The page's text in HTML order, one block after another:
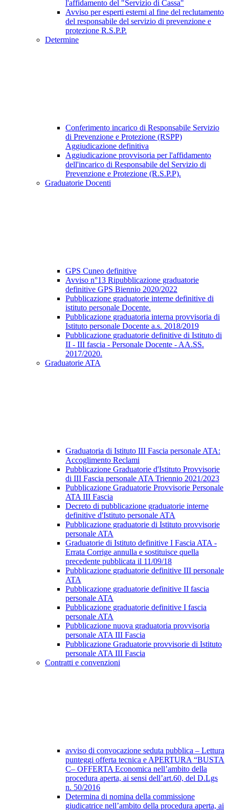
l'affidamento del "Servizio di Cassa"
Avviso per esperti esterni al fine del reclutamento
del responsabile del servizio di prevenzione e
protezione R.S.P.P.
Determine
Conferimento incarico di Responsabile Servizio
di Prevenzione e Protezione (RSPP)
Aggiudicazione definitiva
Aggiudicazione provvisoria per l'affidamento
dell'incarico di Responsabile del Servizio di
Prevenzione e Protezione (R.S.P.P).
Graduatorie Docenti
GPS Cuneo definitive
Avviso n°13 Ripubblicazione graduatorie
definitive GPS Biennio 2020/2022
Pubblicazione graduatorie interne definitive di
istituto personale Docente.
Pubblicazione graduatoria interna provvisoria di
Istituto personale Docente a.s. 2018/2019
Pubblicazione graduatorie definitive di Istituto di
II - III fascia - Personale Docente - AA.SS.
2017/2020.
Graduatorie ATA
Graduatoria di Istituto III Fascia personale ATA:
Accoglimento Reclami
Pubblicazione Graduatorie d'Istituto Provvisorie
di III Fascia personale ATA Triennio 2021/2023
Pubblicazione Graduatorie Provvisorie Personale
ATA III Fascia
Decreto di pubblicazione graduatorie interne
definitive d'Istituto personale ATA
Pubblicazione graduatorie di Istituto provvisorie
personale ATA
Graduatorie di Istituto definitive I Fascia ATA -
Errata Corrige annulla e sostituisce quella
precedente pubblicata il 11/09/18
Pubblicazione graduatorie definitive III personale
ATA
Pubblicazione graduatorie definitive II fascia
personale ATA
Pubblicazione graduatorie definitive I fascia
personale ATA
Pubblicazione nuova graduatoria provvisoria
personale ATA III Fascia
Pubblicazione Graduatorie provvisorie di Istituto
personale ATA III Fascia
Contratti e convenzioni
avviso di convocazione seduta pubblica – Lettura
punteggi offerta tecnica e APERTURA “BUSTA
C– OFFERTA Economica nell’ambito della
procedura aperta, ai sensi dell’art.60, del D.Lgs
n. 50/2016
Determina di nomina della commissione
giudicatrice nell’ambito della procedura aperta, ai